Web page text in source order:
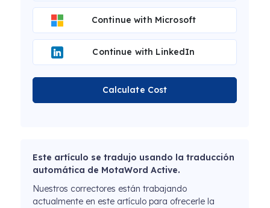
Continue with Microsoft
Continue with LinkedIn
Calculate Cost
Este artículo se tradujo usando la traducción
automática de MotaWord Active.
Nuestros correctores están trabajando
actualmente en este artículo para ofrecerle la